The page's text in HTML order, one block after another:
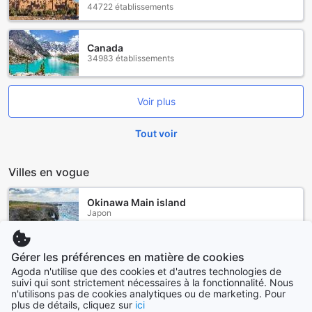
44722 établissements
Canada
34983 établissements
Voir plus
Tout voir
Villes en vogue
Okinawa Main island
Japon
Sydney
Australie
Jeju
Gérer les préférences en matière de cookies
Agoda n'utilise que des cookies et d'autres technologies de
suivi qui sont strictement nécessaires à la fonctionnalité. Nous
n'utilisons pas de cookies analytiques ou de marketing. Pour
plus de détails, cliquez sur ici